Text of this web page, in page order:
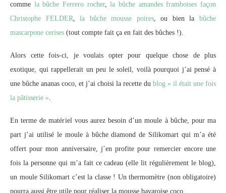
comme la bûche Ferrero rocher,la bûche amandes framboises façon
Christophe FELDER,la bûche mousse poires, ou bien labûche
mascarpone cerises (tout compte fait ça en fait des bûches !).
Alors cette fois-ci, je voulais opter pour quelque chose de plus
exotique, qui rappellerait un peu le soleil, voilà pourquoi j’ai pensé à
une bûche ananas coco, et j’ai choisi la recette du blog « il était une fois
la pâtisserie ».
En terme de matériel vous aurez besoin d’un moule à bûche, pour ma
part j’ai utilisé le moule à bûche diamond de Silikomart qui m’a été
offert pour mon anniversaire, j’en profite pour remercier encore une
fois la personne qui m’a fait ce cadeau (elle lit régulièrement le blog),
un moule Silikomart c’est la classe ! Un thermomètre (non obligatoire)
pourra aussi être utile pour réaliser la mousse bavaroise coco.